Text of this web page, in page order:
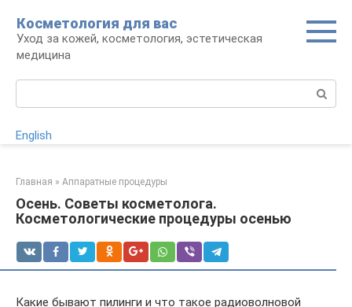
контенту
Косметология для вас
Уход за кожей, косметология, эстетическая
медицина
English
Главная » Аппаратные процедуры
Осень. Советы косметолога.
Косметологические процедуры осенью
Какие бывают пилинги и что такое радиоволновой